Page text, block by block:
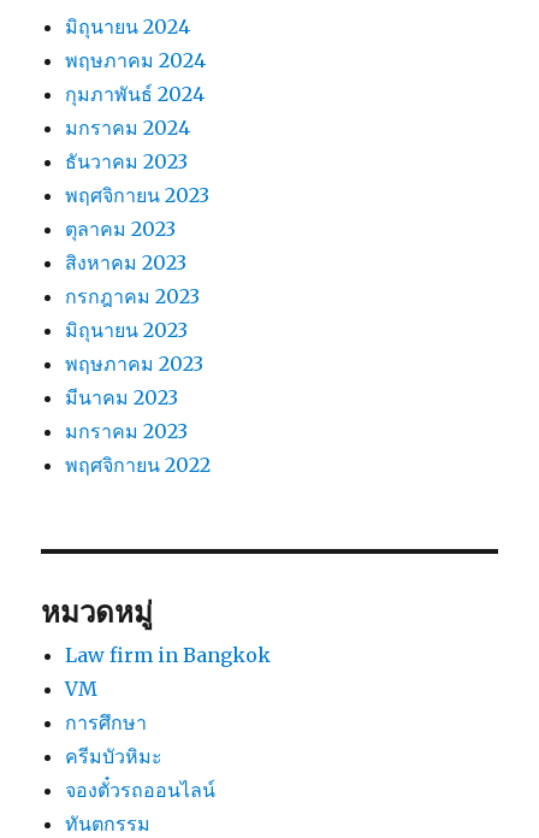
มิถุนายน 2024
พฤษภาคม 2024
กุมภาพันธ์ 2024
มกราคม 2024
ธันวาคม 2023
พฤศจิกายน 2023
ตุลาคม 2023
สิงหาคม 2023
กรกฎาคม 2023
มิถุนายน 2023
พฤษภาคม 2023
มีนาคม 2023
มกราคม 2023
พฤศจิกายน 2022
หมวดหมู่
Law firm in Bangkok
VM
การศึกษา
ครีมบัวหิมะ
จองตั๋วรถออนไลน์
ทันตกรรม